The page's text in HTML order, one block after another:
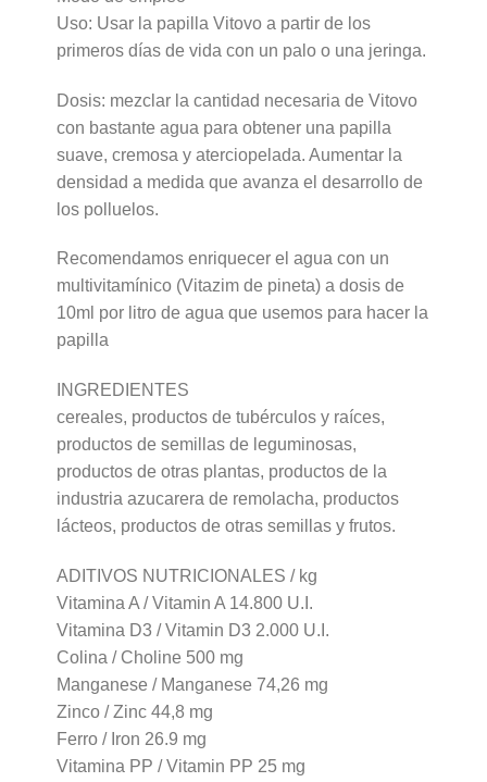
Uso: Usar la papilla Vitovo a partir de los
primeros días de vida con un palo o una jeringa.
Dosis: mezclar la cantidad necesaria de Vitovo
con bastante agua para obtener una papilla
suave, cremosa y aterciopelada. Aumentar la
densidad a medida que avanza el desarrollo de
los polluelos.
Recomendamos enriquecer el agua con un
multivitamínico (Vitazim de pineta) a dosis de
10ml por litro de agua que usemos para hacer la
papilla
INGREDIENTES
cereales, productos de tubérculos y raíces,
productos de semillas de leguminosas,
productos de otras plantas, productos de la
industria azucarera de remolacha, productos
lácteos, productos de otras semillas y frutos.
ADITIVOS NUTRICIONALES / kg
Vitamina A / Vitamin A 14.800 U.I.
Vitamina D3 / Vitamin D3 2.000 U.I.
Colina / Choline 500 mg
Manganese / Manganese 74,26 mg
Zinco / Zinc 44,8 mg
Ferro / Iron 26.9 mg
Vitamina PP / Vitamin PP 25 mg